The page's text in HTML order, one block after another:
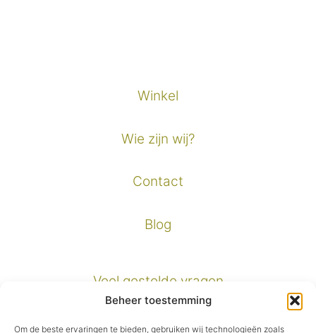
Beheer toestemming
Om de beste ervaringen te bieden, gebruiken wij technologieën zoals
Winkel
Wie zijn wij?
Contact
Blog
Veel gestelde vragen
Verzendinformatie